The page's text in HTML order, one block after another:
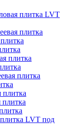
плитка LVT
плитка
плитка
плитка
плитка
LVT под